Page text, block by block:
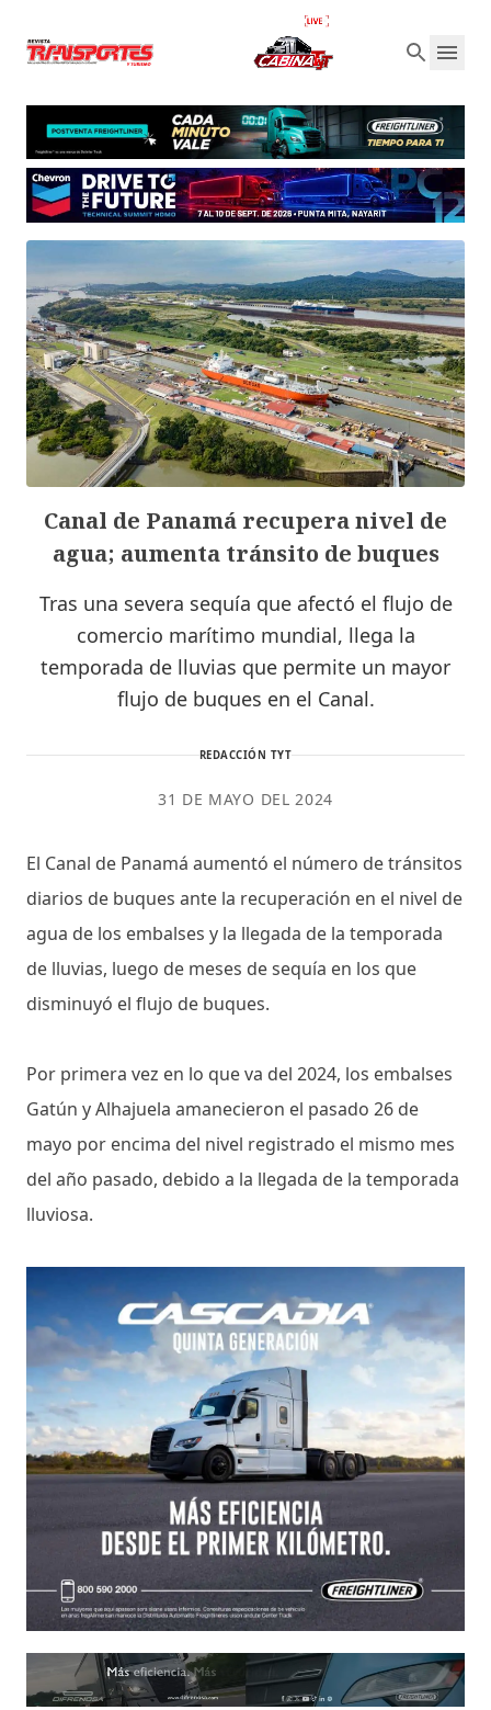
Canal de Panamá recupera nivel de
agua; aumenta tránsito de buques
Tras una severa sequía que afectó el flujo de
comercio marítimo mundial, llega la
temporada de lluvias que permite un mayor
flujo de buques en el Canal.
REDACCIÓN TYT
31 DE MAYO DEL 2024
El Canal de Panamá aumentó el número de tránsitos
diarios de buques ante la recuperación en el nivel de
agua de los embalses y la llegada de la temporada
de lluvias, luego de meses de sequía en los que
disminuyó el flujo de buques.
Por primera vez en lo que va del 2024, los embalses
Gatún y Alhajuela amanecieron el pasado 26 de
mayo por encima del nivel registrado el mismo mes
del año pasado, debido a la llegada de la temporada
lluviosa.